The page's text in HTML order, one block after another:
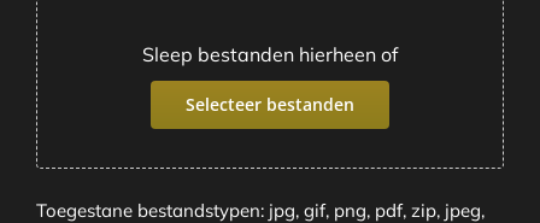
Sleep bestanden hierheen of
Selecteer bestanden
Toegestane bestandstypen: jpg, gif, png, pdf, zip, jpeg,